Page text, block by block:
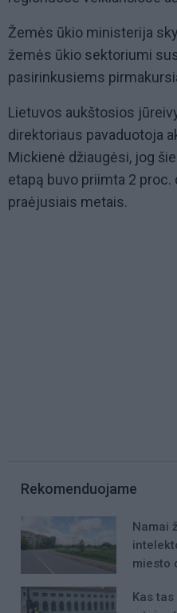
Žemės ūkio ministerija
žemės ūkio sektoriumi
pasirinkusiems
Lietuvos aukštosios
direktoriaus pavaduotoja
Mickienė džiaugėsi, jog
etapą buvo priimta 2
praėjusiais metais.
Rekomenduojame
Namai
miesto
Kas